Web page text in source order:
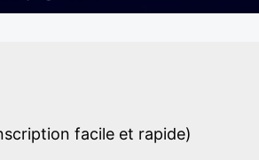
facile et rapide)